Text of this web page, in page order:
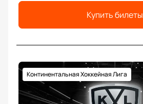
Купить билеты
Континентальная Хоккейная Лига